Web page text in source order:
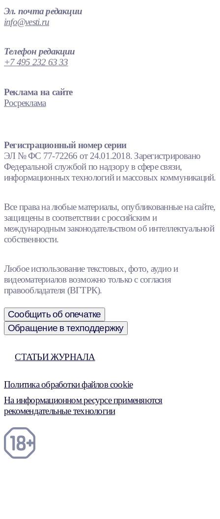
Эл. почта редакции
info@vesti.ru
Телефон редакции
+7 495 232 63 33
Реклама на сайте
Росреклама
Регистрационный номер серии
ЭЛ № ФС 77-72266 от 24.01.2018. Зарегистрировано
Федеральной службой по надзору в сфере связи,
информационных технологий и массовых коммуникаций.
Все права на любые материалы, опубликованные на сайте,
защищены в соответствии с российским и
международным законодательством об интеллектуальной
собственности.
Любое использование текстовых, фото, аудио и
видеоматериалов возможно только с согласия
правообладателя (ВГТРК).
Сообщить об опечатке
Обращение в техподдержку
СТАТЬИ ЖУРНАЛА
Политика обработки файлов cookie
На информационном ресурсе применяются
рекомендательные технологии